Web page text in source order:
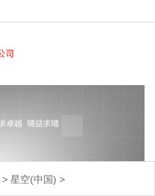
> 星空(中国) >